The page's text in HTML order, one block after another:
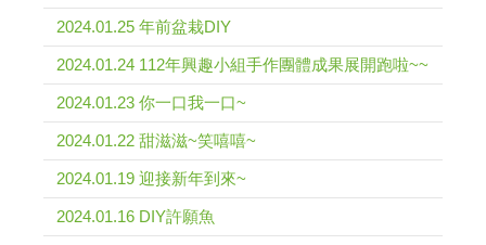
2024.01.25 年前盆栽DIY
2024.01.24 112年興趣小組手作團體成果展開跑啦~~
2024.01.23 你一口我一口~
2024.01.22 甜滋滋~笑嘻嘻~
2024.01.19 迎接新年到來~
2024.01.16 DIY許願魚